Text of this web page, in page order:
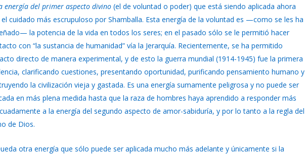
energía del primer aspecto divino(el de voluntad o poder) que está siendo aplicada ahora
cuidado más escrupuloso por Shamballa. Esta energía de la voluntad es —como se les ha
la potencia de la vida en todos los seres; en el pasado sólo se le permitió hacer
con “la sustancia de humanidad” vía la Jerarquía. Recientemente, se ha permitido
directo de manera experimental, y de esto la guerra mundial (1914-1945) fue la primera
clarificando cuestiones, presentando oportunidad, purificando pensamiento humano y
la civilización vieja y gastada. Es una energía sumamente peligrosa y no puede ser
en más plena medida hasta que la raza de hombres haya aprendido a responder más
a la energía del segundo aspecto de amor-sabiduría, y por lo tanto a la regla del
de Dios.
otra energía que sólo puede ser aplicada mucho más adelante y únicamente si la